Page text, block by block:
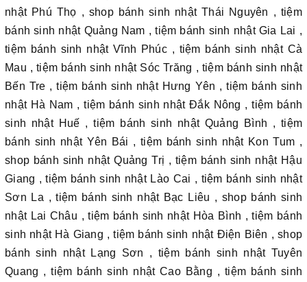
nhật Phú Thọ , shop bánh sinh nhật Thái Nguyên , tiệm
bánh sinh nhật Quảng Nam , tiệm bánh sinh nhật Gia Lai ,
tiệm bánh sinh nhật Vĩnh Phúc , tiệm bánh sinh nhật Cà
Mau , tiệm bánh sinh nhật Sóc Trăng , tiệm bánh sinh nhật
Bến Tre , tiệm bánh sinh nhật Hưng Yên , tiệm bánh sinh
nhật Hà Nam , tiệm bánh sinh nhật Đắk Nông , tiệm bánh
sinh nhật Huế , tiệm bánh sinh nhật Quảng Bình , tiệm
bánh sinh nhật Yên Bái , tiệm bánh sinh nhật Kon Tum ,
shop bánh sinh nhật Quảng Trị , tiệm bánh sinh nhật Hậu
Giang , tiệm bánh sinh nhật Lào Cai , tiệm bánh sinh nhật
Sơn La , tiệm bánh sinh nhật Bạc Liêu , shop bánh sinh
nhật Lai Châu , tiệm bánh sinh nhật Hòa Bình , tiệm bánh
sinh nhật Hà Giang , tiệm bánh sinh nhật Điện Biên , shop
bánh sinh nhật Lạng Sơn , tiệm bánh sinh nhật Tuyên
Quang , tiệm bánh sinh nhật Cao Bằng , tiệm bánh sinh